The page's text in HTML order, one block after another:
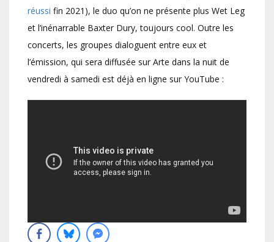
réussi fin 2021), le duo qu’on ne présente plus Wet Leg
et l’inénarrable Baxter Dury, toujours cool. Outre les
concerts, les groupes dialoguent entre eux et
l’émission, qui sera diffusée sur Arte dans la nuit de
vendredi à samedi est déjà en ligne sur YouTube :